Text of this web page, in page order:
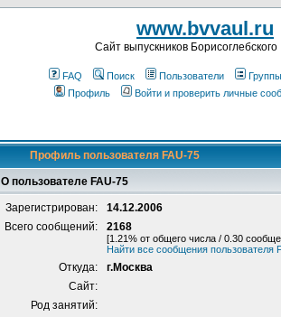
www.bvvaul.ru
Cайт выпускников
FAQ Поиск Пользователи Группы
Профиль
Войти и проверить личные
Профиль пользователя FAU-75
О пользователе FAU-75
Зарегистрирован:
14.12.2006
Всего сообщений:
2168
[1.21% от общего числа / 0.30
Найти все сообщения пользователя
Откуда:
г.Москва
Сайт:
Род занятий: